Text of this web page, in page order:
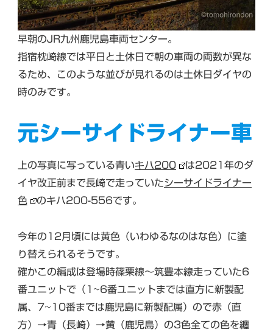
早朝のJR九州鹿児島車両センター。
指宿枕崎線では平日と土休日で朝の車両の両数が異な
るため、このような並びが見れるのは土休日ダイヤの
時のみです。
元シーサイドライナー車
上の写真に写っている青いキハ200
は2021年のダ
イヤ改正前まで長崎で走っていたシーサイドライナー
色
のキハ200-556です。
今年の12月頃には黄色（いわゆるなのはな色）に塗
り替えられるそうです。
確かこの編成は登場時篠栗線〜筑豊本線走っていた6
番ユニットで（1~6番ユニットまでは直方に新製配
属、7~10番までは鹿児島に新製配属）ので赤（直
方）→青（長崎）→黄（鹿児島）の3色全ての色を纏